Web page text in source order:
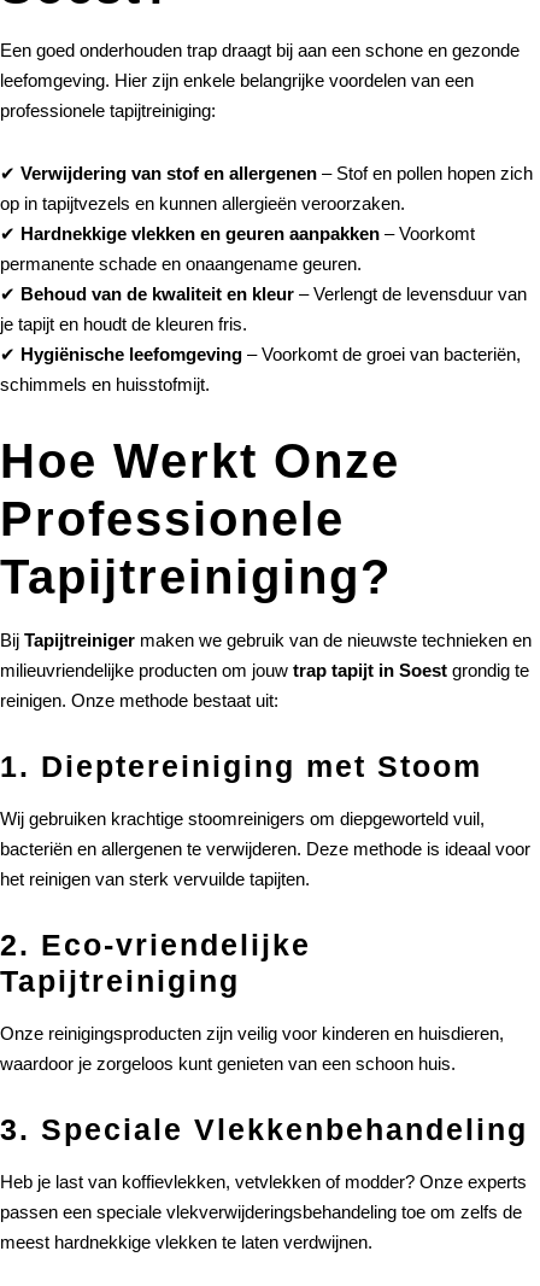
Een goed onderhouden trap draagt bij aan een schone en gezonde
leefomgeving. Hier zijn enkele belangrijke voordelen van een
professionele tapijtreiniging:
✔ Verwijdering van stof en allergenen – Stof en pollen hopen zich
op in tapijtvezels en kunnen allergieën veroorzaken.
✔ Hardnekkige vlekken en geuren aanpakken – Voorkomt
permanente schade en onaangename geuren.
✔ Behoud van de kwaliteit en kleur – Verlengt de levensduur van
je tapijt en houdt de kleuren fris.
✔ Hygiënische leefomgeving – Voorkomt de groei van bacteriën,
schimmels en huisstofmijt.
Hoe Werkt Onze
Professionele
Tapijtreiniging?
Bij Tapijtreiniger maken we gebruik van de nieuwste technieken en
milieuvriendelijke producten om jouw trap tapijt in Soest grondig te
reinigen. Onze methode bestaat uit:
1. Dieptereiniging met Stoom
Wij gebruiken krachtige stoomreinigers om diepgeworteld vuil,
bacteriën en allergenen te verwijderen. Deze methode is ideaal voor
het reinigen van sterk vervuilde tapijten.
2. Eco-vriendelijke
Tapijtreiniging
Onze reinigingsproducten zijn veilig voor kinderen en huisdieren,
waardoor je zorgeloos kunt genieten van een schoon huis.
3. Speciale Vlekkenbehandeling
Heb je last van koffievlekken, vetvlekken of modder? Onze experts
passen een speciale vlekverwijderingsbehandeling toe om zelfs de
meest hardnekkige vlekken te laten verdwijnen.